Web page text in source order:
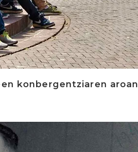
konbergentziaren aroan